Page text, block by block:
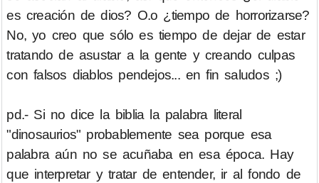
es creación de dios? O.o ¿tiempo de horrorizarse?
No, yo creo que sólo es tiempo de dejar de estar
tratando de asustar a la gente y creando culpas
con falsos diablos pendejos... en fin saludos ;)
pd.- Si no dice la biblia la palabra literal
"dinosaurios" probablemente sea porque esa
palabra aún no se acuñaba en esa época. Hay
que interpretar y tratar de entender, ir al fondo de